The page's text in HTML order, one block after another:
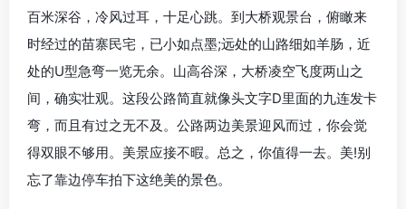
百米深谷，冷风过耳，十足心跳。到大桥观景台，俯瞰来
时经过的苗寨民宅，已小如点墨;远处的山路细如羊肠，近
处的U型急弯一览无余。山高谷深，大桥凌空飞度两山之
间，确实壮观。这段公路简直就像头文字D里面的九连发卡
弯，而且有过之无不及。公路两边美景迎风而过，你会觉
得双眼不够用。美景应接不暇。总之，你值得一去。美!别
忘了靠边停车拍下这绝美的景色。